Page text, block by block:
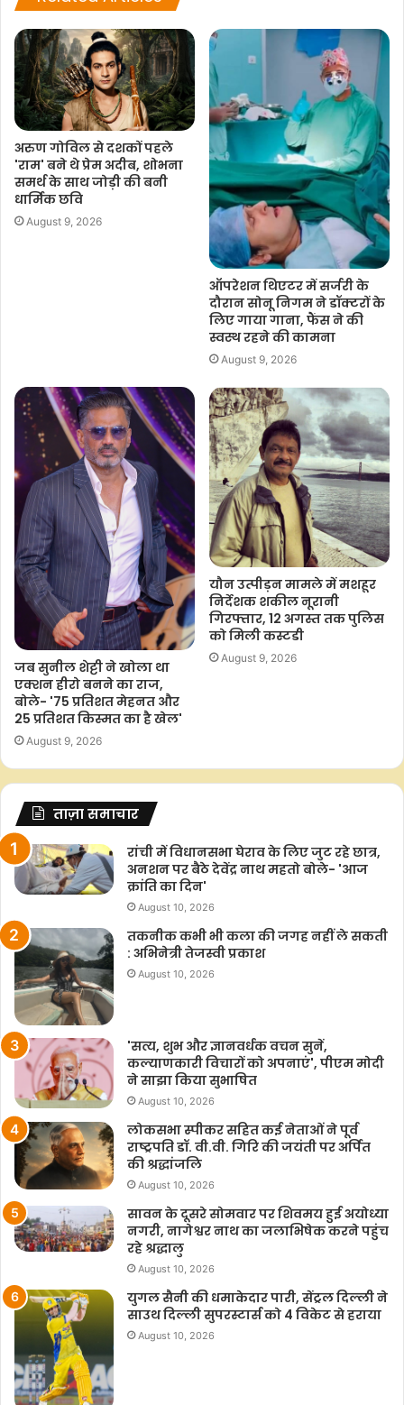
अरुण गोविल से दशकों पहले
'राम' बने थे प्रेम अदीब, शोभना
समर्थ के साथ जोड़ी की बनी
धार्मिक छवि
August 9, 2026
ऑपरेशन थिएटर में सर्जरी के
दौरान सोनू निगम ने डॉक्टरों के
लिए गाया गाना, फैंस ने की
स्वस्थ रहने की कामना
August 9, 2026
जब सुनील शेट्टी ने खोला था
एक्शन हीरो बनने का राज,
बोले- '75 प्रतिशत मेहनत और
25 प्रतिशत किस्मत का है खेल'
August 9, 2026
यौन उत्पीड़न मामले में मशहूर
निर्देशक शकील नूरानी
गिरफ्तार, 12 अगस्त तक पुलिस
को मिली कस्टडी
August 9, 2026
ताज़ा समाचार
रांची में विधानसभा घेराव के लिए जुट रहे छात्र,
अनशन पर बैठे देवेंद्र नाथ महतो बोले- 'आज
क्रांति का दिन'
August 10, 2026
तकनीक कभी भी कला की जगह नहीं ले सकती
: अभिनेत्री तेजस्वी प्रकाश
August 10, 2026
'सत्य, शुभ और ज्ञानवर्धक वचन सुनें,
कल्याणकारी विचारों को अपनाएं', पीएम मोदी
ने साझा किया सुभाषित
August 10, 2026
लोकसभा स्पीकर सहित कई नेताओं ने पूर्व
राष्ट्रपति डॉ. वी.वी. गिरि की जयंती पर अर्पित
की श्रद्धांजलि
August 10, 2026
सावन के दूसरे सोमवार पर शिवमय हुई अयोध्या
नगरी, नागेश्वर नाथ का जलाभिषेक करने पहुंच
रहे श्रद्धालु
August 10, 2026
युगल सैनी की धमाकेदार पारी, सेंट्रल दिल्ली ने
साउथ दिल्ली सुपरस्टार्स को 4 विकेट से हराया
August 10, 2026